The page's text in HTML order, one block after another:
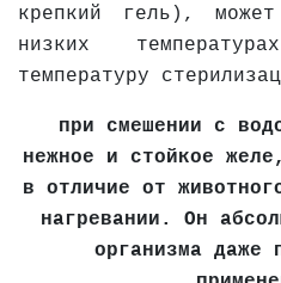
крепкий гель),
низких
температуру
при смешении с
нежное и стойкое
в отличие от
нагревании. Он
организма даже